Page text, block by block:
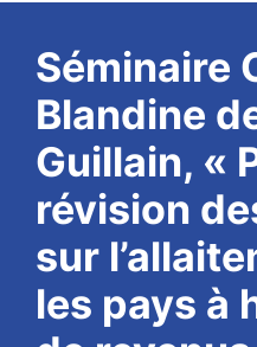
Séminaire
Blandine
Guillain, «
révision
sur
les pays à